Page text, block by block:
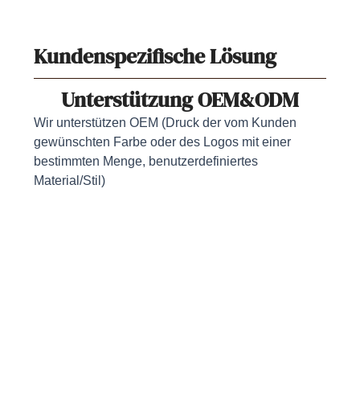
Kundenspezifische Lösung
Unterstützung OEM&ODM
Wir unterstützen OEM (Druck der vom Kunden
gewünschten Farbe oder des Logos mit einer
bestimmten Menge, benutzerdefiniertes
Material/Stil)